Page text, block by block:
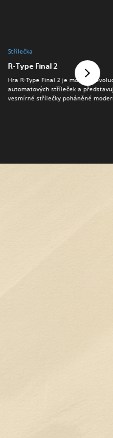
Střílečka
R-Type Final 2
Hra R-Type Final 2 je moderní
automatových stříleček a
vesmírné střílečky poháněné